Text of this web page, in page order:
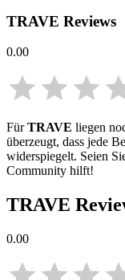
TRAVE Reviews
0.00
FürTRAVE liegen
überzeugt, dass jede
widerspiegelt. Seien
Community hilft!
TRAVE
0.00